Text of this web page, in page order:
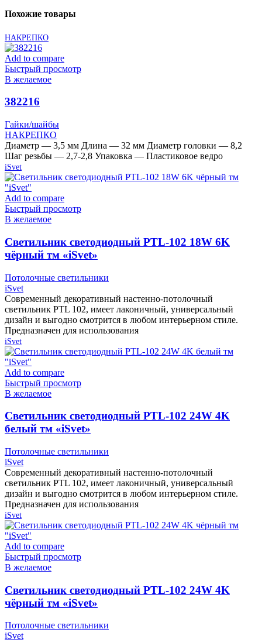
Похожие товары
НАКРЕПКО
Add to compare
Быстрый просмотр
В желаемое
382216
Гайки/шайбы
НАКРЕПКО
Диаметр — 3,5 мм Длина — 32 мм Диаметр головки — 8,2
Шаг резьбы — 2,7-2,8 Упаковка — Пластиковое ведро
iSvet
Add to compare
Быстрый просмотр
В желаемое
Cветильник светодиодный PTL-102 18W 6K
чёрный тм «iSvet»
Потолочные светильники
iSvet
Современный декоративный настенно-потолочный
светильник PTL 102, имеет лаконичный, универсальный
дизайн и выгодно смотрится в любом интерьерном стиле.
Предназначен для использования
iSvet
Add to compare
Быстрый просмотр
В желаемое
Cветильник светодиодный PTL-102 24W 4K
белый тм «iSvet»
Потолочные светильники
iSvet
Современный декоративный настенно-потолочный
светильник PTL 102, имеет лаконичный, универсальный
дизайн и выгодно смотрится в любом интерьерном стиле.
Предназначен для использования
iSvet
Add to compare
Быстрый просмотр
В желаемое
Cветильник светодиодный PTL-102 24W 4K
чёрный тм «iSvet»
Потолочные светильники
iSvet